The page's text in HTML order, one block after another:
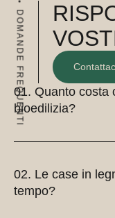
DOMANDE FREQUENTI
01. Quanto costa
bioedilizia?
02. Le case in
tempo?